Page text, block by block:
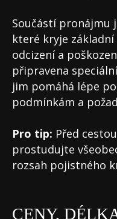
Součástí pronájmu
které kryje
odcizení a
připravena
jim pomáhá lépe
podmínkám a
Pro tip: Před
prostudujte
rozsah pojistného
CENY,